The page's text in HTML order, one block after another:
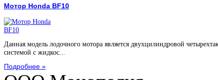
Мотор Honda BF10
Данная модель лодочного мотора является двухцилиндровой
системой с жидкос...
Подробнее »